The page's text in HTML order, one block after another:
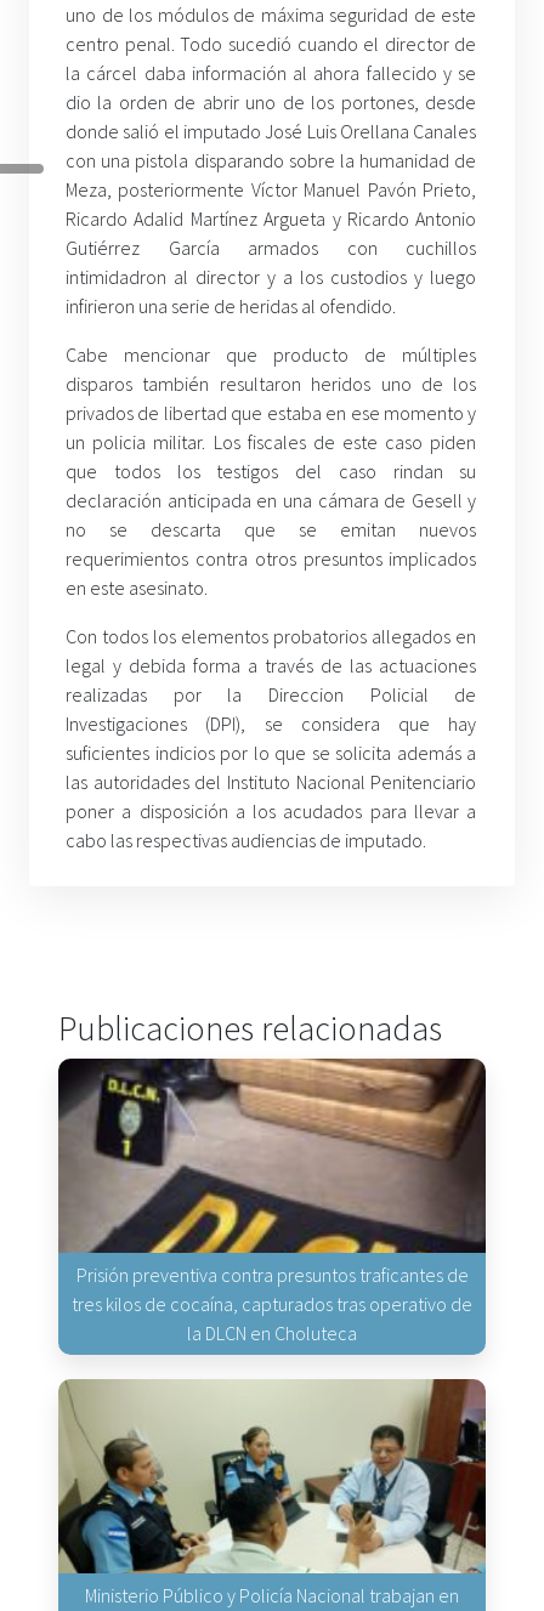
uno de los módulos de máxima seguridad de este
centro penal. Todo sucedió cuando el director de
la cárcel daba información al ahora fallecido y se
dio la orden de abrir uno de los portones, desde
donde salió el imputado José Luis Orellana Canales
con una pistola disparando sobre la humanidad de
Meza, posteriormente Víctor Manuel Pavón Prieto,
Ricardo Adalid Martínez Argueta y Ricardo Antonio
Gutiérrez García armados con cuchillos
intimidadron al director y a los custodios y luego
infirieron una serie de heridas al ofendido.
Cabe mencionar que producto de múltiples
disparos también resultaron heridos uno de los
privados de libertad que estaba en ese momento y
un policia militar. Los fiscales de este caso piden
que todos los testigos del caso rindan su
declaración anticipada en una cámara de Gesell y
no se descarta que se emitan nuevos
requerimientos contra otros presuntos implicados
en este asesinato.
Con todos los elementos probatorios allegados en
legal y debida forma a través de las actuaciones
realizadas por la Direccion Policial de
Investigaciones (DPI), se considera que hay
suficientes indicios por lo que se solicita además a
las autoridades del Instituto Nacional Penitenciario
poner a disposición a los acudados para llevar a
cabo las respectivas audiencias de imputado.
Publicaciones relacionadas
Prisión preventiva contra presuntos traficantes de
tres kilos de cocaína, capturados tras operativo de
la DLCN en Choluteca
Ministerio Público y Policía Nacional trabajan en